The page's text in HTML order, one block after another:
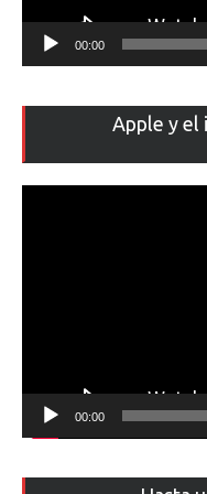
00:00
Apple y el
00:00